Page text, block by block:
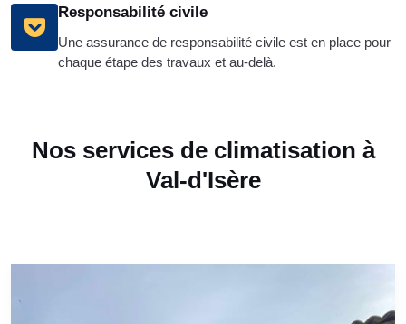
Responsabilité civile
Une assurance de responsabilité civile est en place pour
chaque étape des travaux et au-delà.
Nos services de climatisation à
Val-d'Isère